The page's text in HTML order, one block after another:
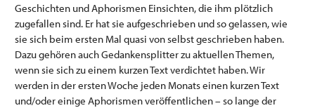
Geschichten und Aphorismen Einsichten, die ihm plötzlich
zugefallen sind. Er hat sie aufgeschrieben und so gelassen, wie
sie sich beim ersten Mal quasi von selbst geschrieben haben.
Dazu gehören auch Gedankensplitter zu aktuellen Themen,
wenn sie sich zu einem kurzen Text verdichtet haben. Wir
werden in der ersten Woche jeden Monats einen kurzen Text
und/oder einige Aphorismen veröffentlichen – so lange der